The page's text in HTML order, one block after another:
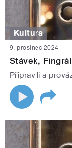
Kultura
9. prosinec 2024
Stávek, Fingrál
Připravili a